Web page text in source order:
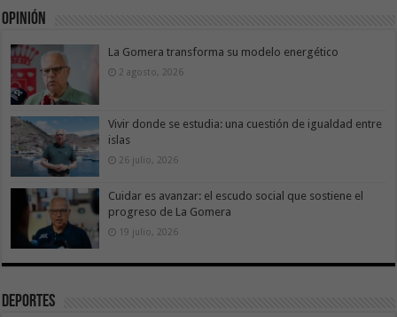
Opinión
La Gomera transforma su modelo energético
2 agosto, 2026
Vivir donde se estudia: una cuestión de igualdad entre
islas
26 julio, 2026
Cuidar es avanzar: el escudo social que sostiene el
progreso de La Gomera
19 julio, 2026
Deportes